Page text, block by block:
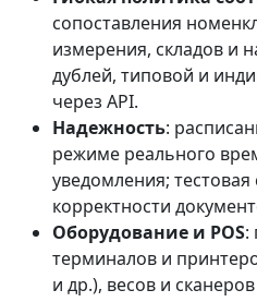
сопоставления
измерения, складов и
дублей, типовой и
через API.
Надежность:
режиме реального
уведомления;
корректности
Оборудование и POS:
терминалов и
и др.), весов и